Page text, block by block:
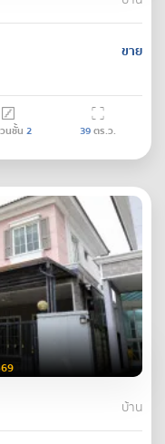
ขาย
นชั้น 2 39ตร.ว.
บ้าน